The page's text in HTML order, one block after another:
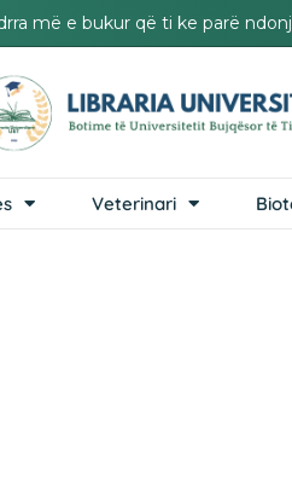
më e bukur që ti ke parë
Veterinari